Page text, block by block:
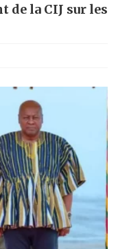
de la CIJ sur les